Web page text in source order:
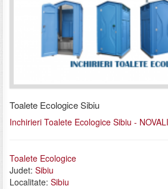
Toalete Ecologice Sibiu
Inchirieri Toalete Ecologice Sibiu -
Toalete Ecologice
Judet: Sibiu
Localitate: Sibiu